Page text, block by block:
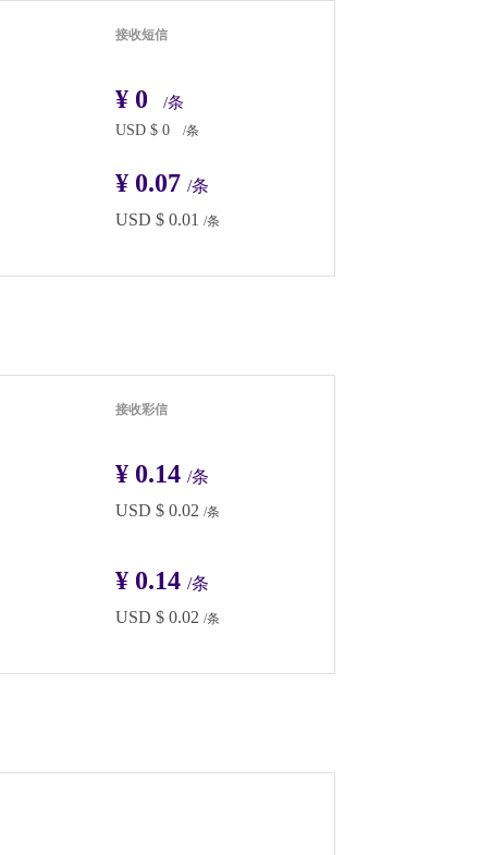
接收短信
¥ 0 /条
USD $ 0 /条
¥ 0.07 /条
USD $ 0.01 /条
接收彩信
¥ 0.14 /条
USD $ 0.02 /条
¥ 0.14 /条
USD $ 0.02 /条